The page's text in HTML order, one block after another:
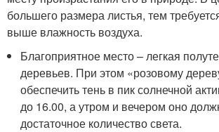
большего размера листья, тем
выше влажность воздуха.
Благоприятное место – легкая
деревьев. При этом «розовому
обеспечить тень в пик солнечной
до 16.00, а утром и вечером оно
достаточное количество света.